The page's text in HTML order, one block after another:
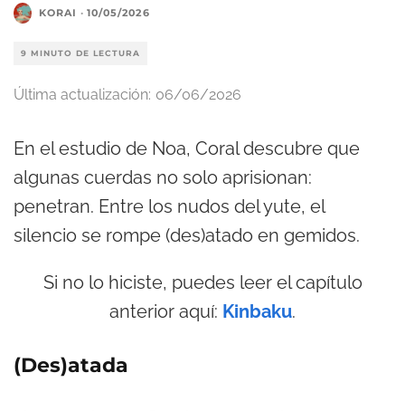
KORAI · 10/05/2026
9 MINUTO DE LECTURA
Última actualización: 06/06/2026
En el estudio de Noa, Coral descubre que
algunas cuerdas no solo aprisionan:
penetran. Entre los nudos del yute, el
silencio se rompe (des)atado en gemidos.
Si no lo hiciste, puedes leer el capítulo
anterior aquí: Kinbaku.
(Des)atada